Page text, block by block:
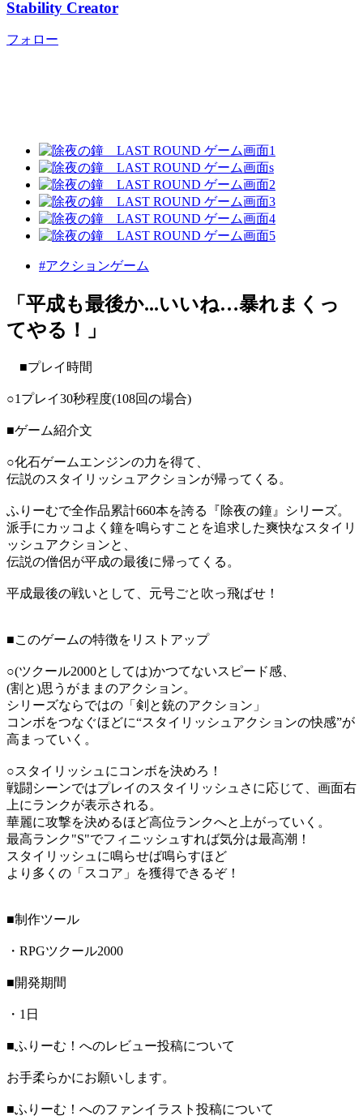
Stability Creator
フォロー
#アクションゲーム
「平成も最後か...いいね…暴れまくっ
てやる！」
■プレイ時間
○1プレイ30秒程度(108回の場合)
■ゲーム紹介文
○化石ゲームエンジンの力を得て、
伝説のスタイリッシュアクションが帰ってくる。
ふりーむで全作品累計660本を誇る『除夜の鐘』シリーズ。
派手にカッコよく鐘を鳴らすことを追求した爽快なスタイリ
ッシュアクションと、
伝説の僧侶が平成の最後に帰ってくる。
平成最後の戦いとして、元号ごと吹っ飛ばせ！
■このゲームの特徴をリストアップ
○(ツクール2000としては)かつてないスピード感、
(割と)思うがままのアクション。
シリーズならではの「剣と銃のアクション」
コンボをつなぐほどに“スタイリッシュアクションの快感”が
高まっていく。
○スタイリッシュにコンボを決めろ！
戦闘シーンではプレイのスタイリッシュさに応じて、画面右
上にランクが表示される。
華麗に攻撃を決めるほど高位ランクへと上がっていく。
最高ランク"S"でフィニッシュすれば気分は最高潮！
スタイリッシュに鳴らせば鳴らすほど
より多くの「スコア」を獲得できるぞ！
■制作ツール
・RPGツクール2000
■開発期間
・1日
■ふりーむ！へのレビュー投稿について
お手柔らかにお願いします。
■ふりーむ！へのファンイラスト投稿について